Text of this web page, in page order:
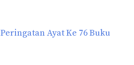
Peringatan Ayat Ke 76 Buku